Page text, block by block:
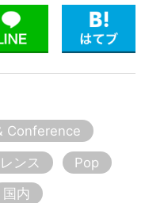
Conference
ンス
Pop
国内